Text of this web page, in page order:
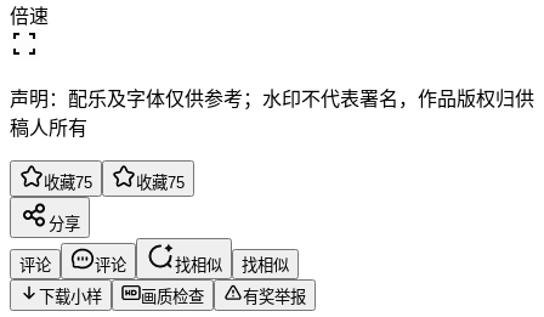
倍速
声明：配乐及字体仅供参考；水印不代表署名，作品版权归供
稿人所有
收藏75 收藏75
分享
评论 评论 找相似
找相似
下载小样
画质检查 有奖举报